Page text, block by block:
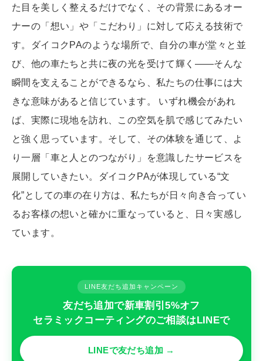
た目を美しく整えるだけでなく、その背景にあるオー
ナーの「想い」や「こだわり」に対して応える技術で
す。ダイコクPAのような場所で、自分の車が堂々と並
び、他の車たちと共に夜の光を受けて輝く——そんな
瞬間を支えることができるなら、私たちの仕事には大
きな意味があると信じています。 いずれ機会があれ
ば、実際に現地を訪れ、この空気を肌で感じてみたい
と強く思っています。そして、その体験を通じて、よ
り一層「車と人とのつながり」を意識したサービスを
展開していきたい。ダイコクPAが体現している“文
化”としての車の在り方は、私たちが日々向き合ってい
るお客様の想いと確かに重なっていると、日々実感し
ています。
LINE友だち追加キャンペーン
友だち追加で新車割引5%オフ
セラミックコーティングのご相談はLINEで
LINEで友だち追加 →